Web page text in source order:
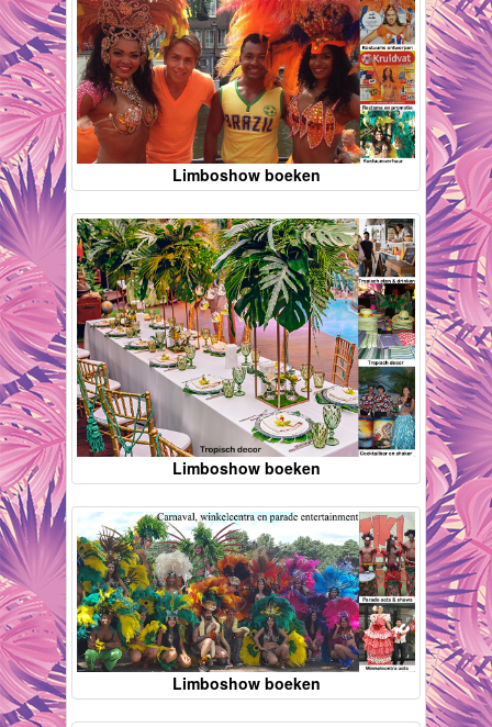
Limboshow boeken
Limboshow boeken
Limboshow boeken